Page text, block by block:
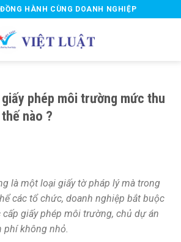
HÀNH CÙNG DOANH NGHIỆP
phép môi trường mức thu
nào ?
là một loại giấy tờ pháp lý mà trong
các tổ chức, doanh nghiệp bắt buộc
giấy phép môi trường, chủ dự án
không nhỏ.